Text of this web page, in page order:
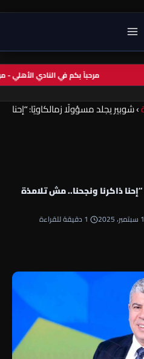
مرحباً بكم في النادي
›شوبير يجلد مسؤولًا زمالكاويًا: “إحنا
ذاكرنا ونجحنا.. مش تلامذة
1 دقيقة للقراءة